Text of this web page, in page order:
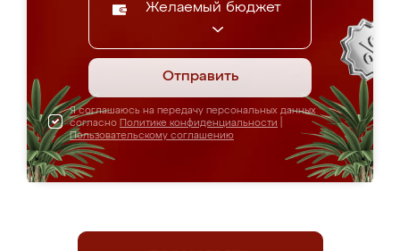
Желаемый бюджет
Отправить
Я соглашаюсь на передачу персональных данных
согласно Политике конфиденциальности
Пользовательскому соглашению